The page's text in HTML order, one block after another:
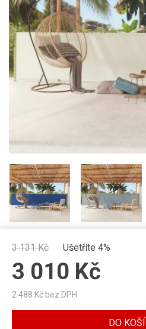
3 131Kč Ušetříte 4%
3 010 Kč
2 488 Kč bez DPH
DO